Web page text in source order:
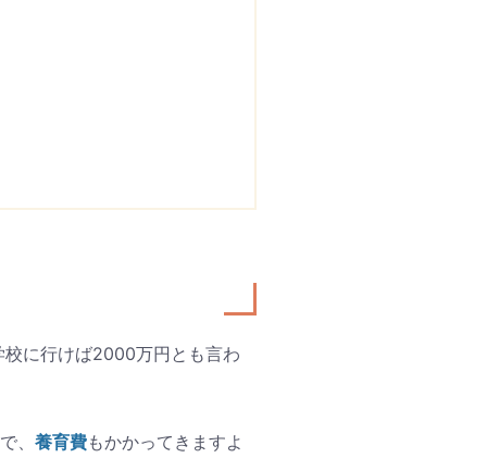
に行けば2000万円とも言わ
、 養育費もかかってきますよ